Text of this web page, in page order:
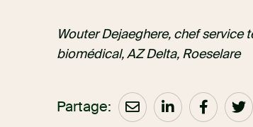
Wouter Dejaeghere, chef
biomédical, AZ Delta, Roeselare
Partage: